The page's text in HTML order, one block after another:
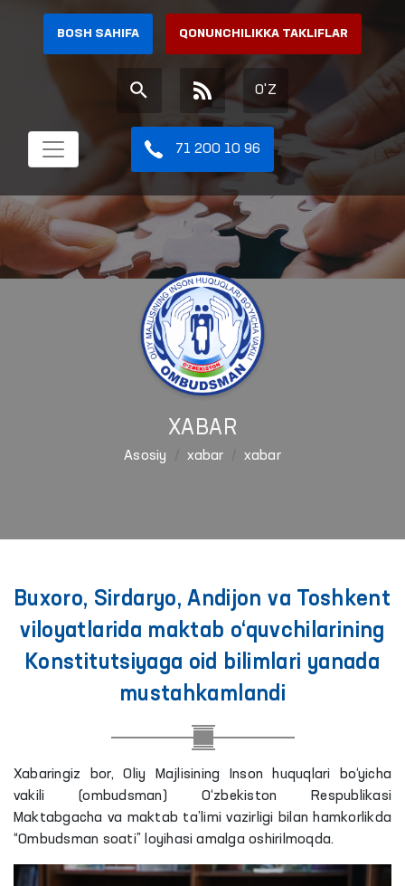
BOSH SAHIFA QONUNCHILIKKA TAKLIFLAR
O'Z
71 200 10 96
XABAR
Asosiy xabar xabar
Buxoro, Sirdaryo, Andijon va Toshkent
viloyatlarida maktab o‘quvchilarining
Konstitutsiyaga oid bilimlari yanada
mustahkamlandi
Xabaringiz bor, Oliy Majlisining Inson huquqlari bo‘yicha
vakili (ombudsman) O‘zbekiston Respublikasi
Maktabgacha va maktab ta’limi vazirligi bilan hamkorlikda
“Ombudsman soati” loyihasi amalga oshirilmoqda.